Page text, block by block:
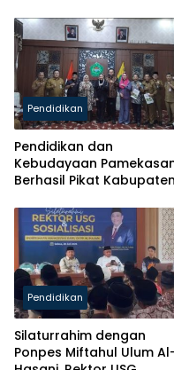
Pendidikan
Pendidikan dan
Kebudayaan
Berhasil Pikat Kabupaten
Pendidikan
Silaturrahim dengan
Ponpes Miftahul Ulum